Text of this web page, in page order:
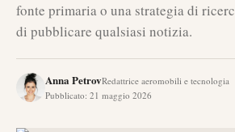
fonte primaria o una strategia di
di pubblicare qualsiasi notizia.
Anna PetrovRedattrice aeromobili e tecnologia
Pubblicato: 21 maggio 2026